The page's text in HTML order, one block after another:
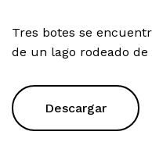
Tres botes se
de un lago rodeado
Descargar